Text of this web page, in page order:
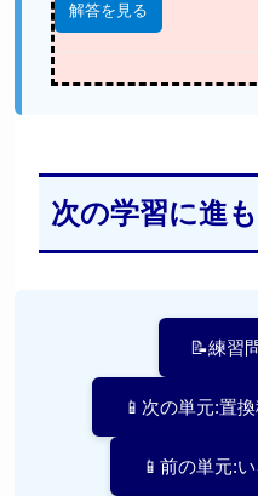
解答を見る
次の学習に進も
📝練習
📱次の単元:置
📱前の単元: